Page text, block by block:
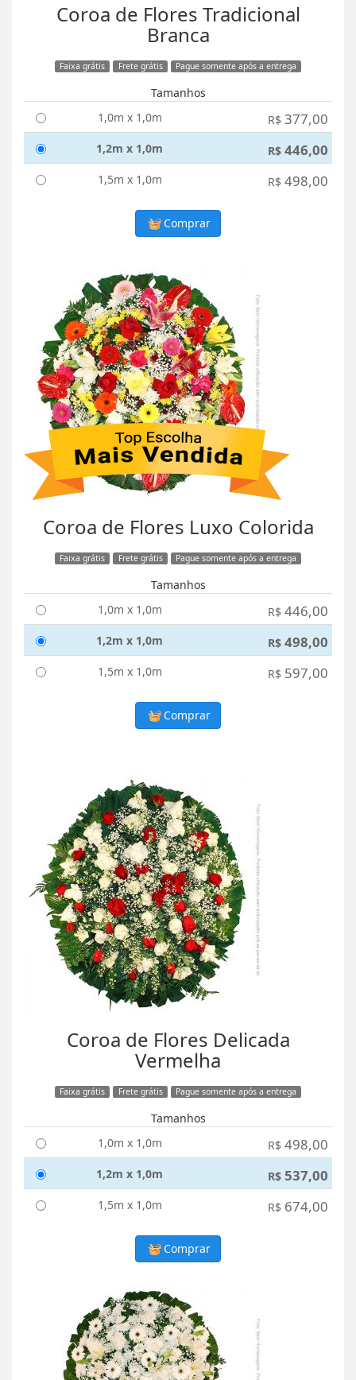
Coroa de Flores Tradicional
Branca
Faixa grátis Frete grátis Pague somente após a entrega
Tamanhos
1,0m x 1,0m
R$ 377,00
1,2m x 1,0m R$ 446,00
1,5m x 1,0m R$ 498,00
Comprar
Coroa de Flores Luxo Colorida
Faixa grátis Frete grátis Pague somente após a entrega
Tamanhos
1,0m x 1,0m
R$ 446,00
1,2m x 1,0m R$ 498,00
1,5m x 1,0m R$ 597,00
Comprar
Coroa de Flores Delicada
Vermelha
Faixa grátis Frete grátis Pague somente após a entrega
Tamanhos
1,0m x 1,0m
R$ 498,00
1,2m x 1,0m R$ 537,00
1,5m x 1,0m R$ 674,00
Comprar